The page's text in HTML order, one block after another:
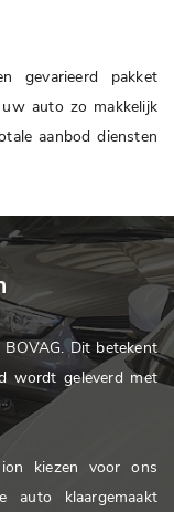
gevarieerd pakket
auto zo makkelijk
aanbod diensten
Dit betekent
wordt geleverd met
kiezen voor ons
auto klaargemaakt